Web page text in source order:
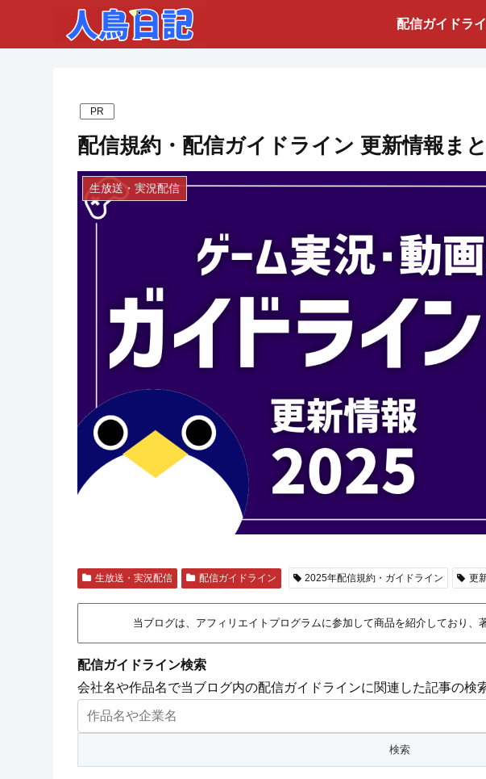
配信ガイドラ
PR
配信規約・配信ガイドライン 更新情報まと
生放送・実況配信
生放送・実況配信 配信ガイドライン 2025年配信規約・ガイドライン 更
当ブログは、アフィリエイトプログラムに参加して商品を紹介しており、
配信ガイドライン検索
会社名や作品名で当ブログ内の配信ガイドラインに関連した記事の検